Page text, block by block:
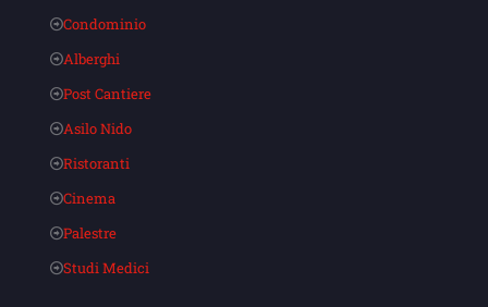
Condominio
Alberghi
Post Cantiere
Asilo Nido
Ristoranti
Cinema
Palestre
Studi Medici